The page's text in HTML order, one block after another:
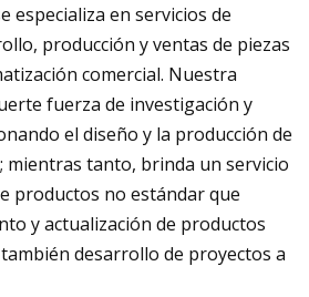
especializa en servicios de
producción y ventas de piezas
comercial. Nuestra
fuerza de investigación y
el diseño y la producción de
mientras tanto, brinda un servicio
productos no estándar que
y actualización de productos
desarrollo de proyectos a